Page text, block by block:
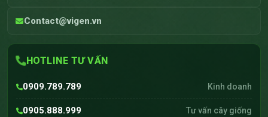
Contact@vigen.vn
HOTLINE TƯ VẤN
0909.789.789 Kinh doanh
0905.888.999 Tư vấn cây giống